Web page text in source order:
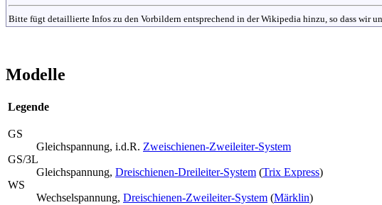
Bitte fügt detaillierte Infos zu den Vorbildern entsprechend in der Wikipedia hinzu, so dass wir
Modelle
Legende
GS
Gleichspannung, i.d.R. Zweischienen-Zweileiter-System
GS/3L
Gleichspannung, Dreischienen-Dreileiter-System (Trix Express)
WS
Wechselspannung, Dreischienen-Zweileiter-System (Märklin)